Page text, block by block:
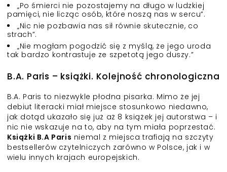
„Po śmierci nie pozostajemy na długo w ludzkiej
pamięci, nie licząc osób, które noszą nas w sercu”.
„Nic nie pozbawia nas sił równie skutecznie, co
strach”.
„Nie mogłam pogodzić się z myślą, że jego uroda
tak bardzo kontrastuje ze szpetotą jego duszy.”
B.A. Paris – książki. Kolejność chronologiczna
B.A. Paris to niezwykle płodna pisarka. Mimo że jej
debiut literacki miał miejsce stosunkowo niedawno,
jak dotąd ukazało się już aż 8 książek jej autorstwa – i
nic nie wskazuje na to, aby na tym miała poprzestać.
Książki B.A Paris niemal z miejsca trafiają na szczyty
bestsellerów czytelniczych zarówno w Polsce, jak i w
wielu innych krajach europejskich.